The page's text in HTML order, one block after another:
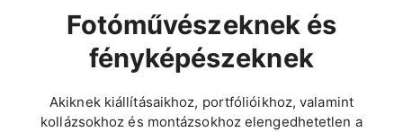
Fotóművészeknek és
fényképészeknek
Akiknek kiállításaikhoz, portfólióikhoz, valamint
kollázsokhoz és montázsokhoz elengedhetetlen a